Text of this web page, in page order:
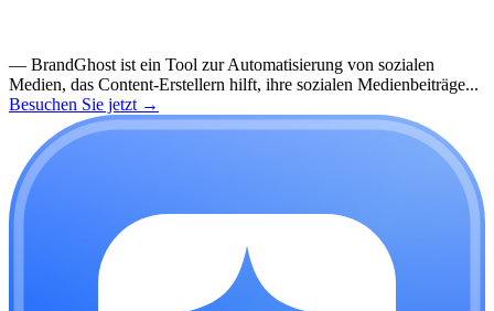
— BrandGhost ist ein Tool zur Automatisierung von sozialen
Medien, das Content-Erstellern hilft, ihre sozialen Medienbeiträge...
Besuchen Sie jetzt →